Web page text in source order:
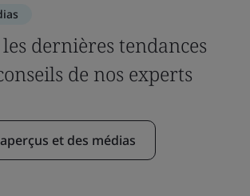
dernières tendances
de nos experts
et des médias